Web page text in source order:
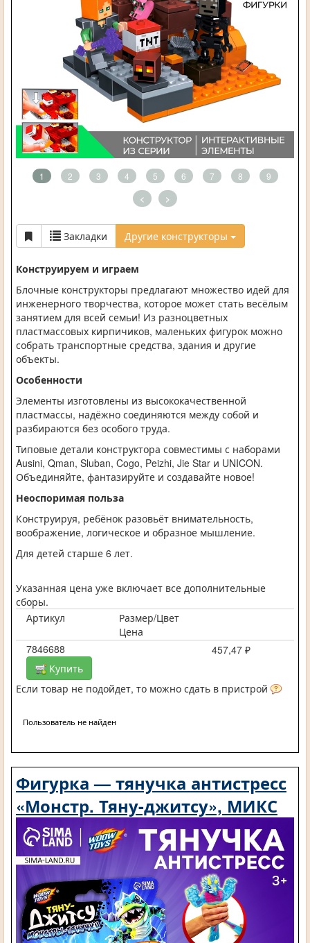
1 2 3 4 5 6 7 8 9
< >
Закладки Другие конструкторы
Конструируем и играем
Блочные конструкторы предлагают множество идей для
инженерного творчества, которое может стать весёлым
занятием для всей семьи! Из разноцветных
пластмассовых кирпичиков, маленьких фигурок можно
собрать транспортные средства, здания и другие
объекты.
Особенности
Элементы изготовлены из высококачественной
пластмассы, надёжно соединяются между собой и
разбираются без особого труда.
Типовые детали конструктора совместимы с наборами
Ausini, Qman, Sluban, Cogo, Peizhi, Jie Star и UNICON.
Объединяйте, фантазируйте и создавайте новое!
Неоспоримая польза
Конструируя, ребёнок разовьёт внимательность,
воображение, логическое и образное мышление.
Для детей старше 6 лет.
Указанная цена уже включает все дополнительные
сборы.
Артикул
Размер/Цвет
Цена
7846688
457,47 ₽
Купить
Если товар не подойдет, то можно сдать в пристрой
Пользователь не найден
Фигурка — тянучка антистресс
«Монстр. Тяну-джитсу», МИКС